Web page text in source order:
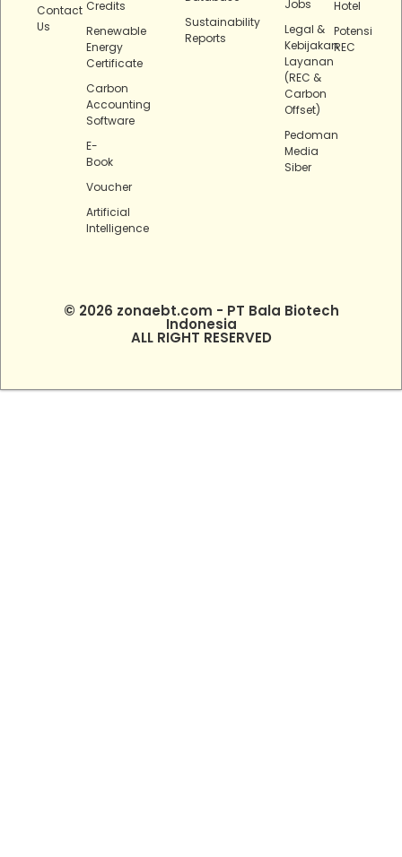
Contact
Us
Credits
Renewable
Energy
Certificate
Carbon
Accounting
Software
E-
Book
Voucher
Artificial
Intelligence
Sustainability
Reports
Jobs
Legal &
Kebijakan
Layanan
(REC &
Carbon
Offset)
Pedoman
Media
Siber
Hotel
Potensi
REC
© 2026 zonaebt.com - PT Bala Biotech
Indonesia
ALL RIGHT RESERVED